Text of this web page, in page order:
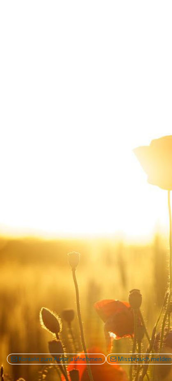
Kontakt zum Autor aufnehmen Missbrauch melden